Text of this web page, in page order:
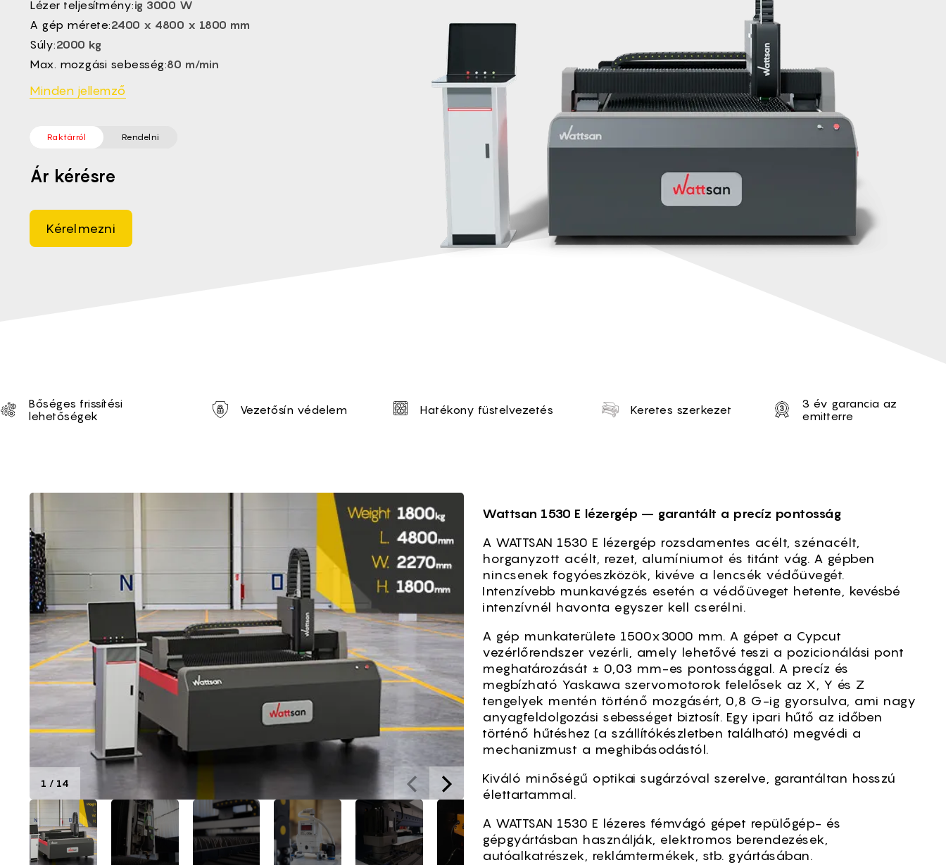
EL -
CS -
ET -
Lézer teljesítmény:ig 3000 W
A gép mérete:2400 x 4800 x 1800 mm
Súly:2000 kg
Max. mozgási sebesség:80 m/min
Minden jellemző
Raktárról Rendelni
Ár kérésre
Kérelmezni
Unique selling proposition
Bőséges frissítési
lehetőségek
Vezetősín védelem Hatékony füstelvezetés Keretes szerkezet
3 év garancia az
emitterre
Brief of Fémszálas vágógép WATTSAN 1530 E
1 / 14
Wattsan 1530 E lézergép – garantált a precíz pontosság
A WATTSAN 1530 E lézergép rozsdamentes acélt, szénacélt,
horganyzott acélt, rezet, alumíniumot és titánt vág. A gépben
nincsenek fogyóeszközök, kivéve a lencsék védőüvegét.
Intenzívebb munkavégzés esetén a védőüveget hetente, kevésbé
intenzívnél havonta egyszer kell cserélni.
A gép munkaterülete 1500x3000 mm. A gépet a Cypcut
vezérlőrendszer vezérli, amely lehetővé teszi a pozicionálási pont
meghatározását ± 0,03 mm-es pontossággal. A precíz és
megbízható Yaskawa szervomotorok felelősek az X, Y és Z
tengelyek mentén történő mozgásért, 0,8 G-ig gyorsulva, ami nagy
anyagfeldolgozási sebességet biztosít. Egy ipari hűtő az időben
történő hűtéshez (a szállítókészletben található) megvédi a
mechanizmust a meghibásodástól.
Kiváló minőségű optikai sugárzóval szerelve, garantáltan hosszú
élettartammal.
A WATTSAN 1530 E lézeres fémvágó gépet repülőgép- és
gépgyártásban használják, elektromos berendezések,
autóalkatrészek, reklámtermékek, stb. gyártásában.